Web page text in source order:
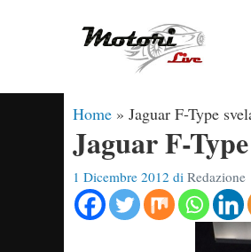
Home » Jaguar F-Type
Jaguar F-
1 Dicembre 2012 di Redazione